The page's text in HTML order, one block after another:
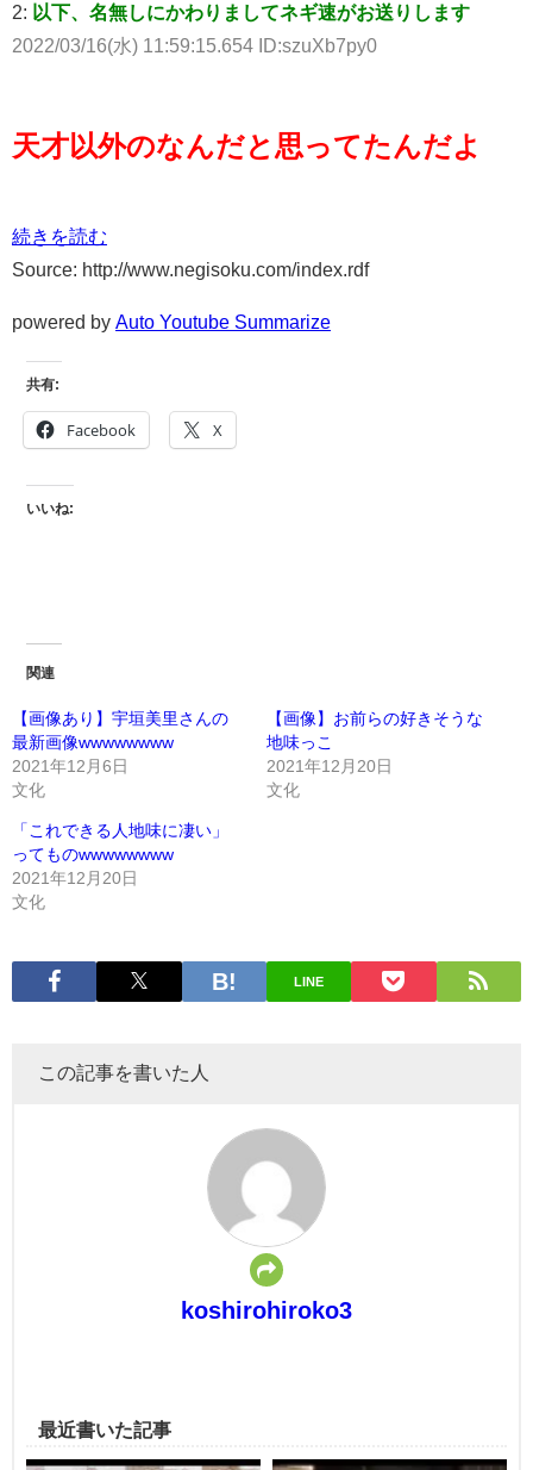
2: 以下、名無しにかわりましてネギ速がお送りします
2022/03/16(水) 11:59:15.654 ID:szuXb7py0
天才以外のなんだと思ってたんだよ
続きを読む
Source: http://www.negisoku.com/index.rdf
powered by Auto Youtube Summarize
共有:
Facebook X
いいね:
関連
【画像あり】宇垣美里さんの
最新画像wwwwwwww
2021年12月6日
文化
【画像】お前らの好きそうな
地味っこ
2021年12月20日
文化
「これできる人地味に凄い」
ってものwwwwwwww
2021年12月20日
文化
LINE
この記事を書いた人
koshirohiroko3
最近書いた記事